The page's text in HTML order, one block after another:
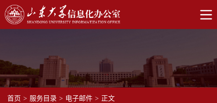
首页 > 服务目录 > 电子邮件 > 正文